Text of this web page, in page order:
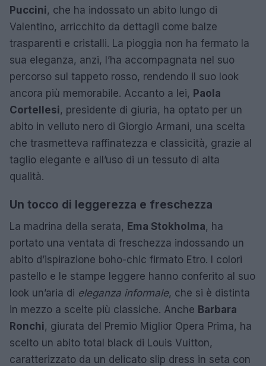
Puccini, che ha indossato un abito lungo di
Valentino, arricchito da dettagli come balze
trasparenti e cristalli. La pioggia non ha fermato la
sua eleganza, anzi, l’ha accompagnata nel suo
percorso sul tappeto rosso, rendendo il suo look
ancora più memorabile. Accanto a lei, Paola
Cortellesi, presidente di giuria, ha optato per un
abito in velluto nero di Giorgio Armani, una scelta
che trasmetteva raffinatezza e classicità, grazie al
taglio elegante e all’uso di un tessuto di alta
qualità.
Un tocco di leggerezza e freschezza
La madrina della serata, Ema Stokholma, ha
portato una ventata di freschezza indossando un
abito d’ispirazione boho-chic firmato Etro. I colori
pastello e le stampe leggere hanno conferito al suo
look un’aria di eleganza informale, che si è distinta
in mezzo a scelte più classiche. Anche Barbara
Ronchi, giurata del Premio Miglior Opera Prima, ha
scelto un abito total black di Louis Vuitton,
caratterizzato da un delicato slip dress in seta con